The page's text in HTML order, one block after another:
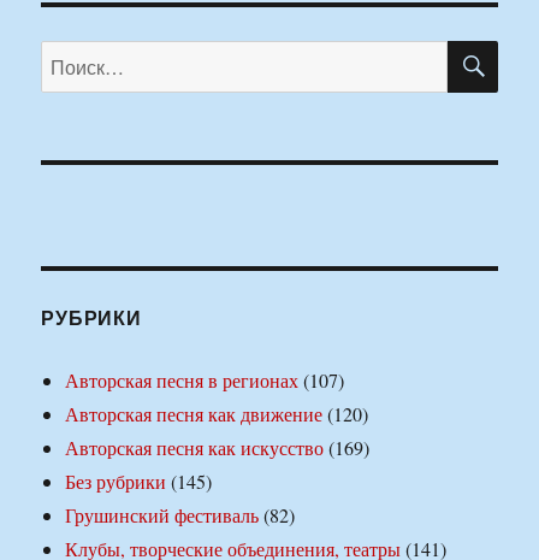
Искать:
РУБРИКИ
Авторская песня в регионах(107)
Авторская песня как движение(120)
Авторская песня как искусство(169)
Без рубрики (145)
Грушинский фестиваль(82)
Клубы, творческие объединения, театры(141)